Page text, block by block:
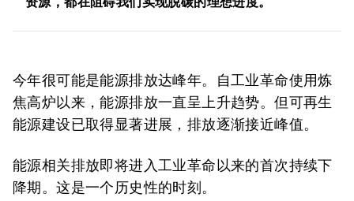
今年很可能是能源排放达峰年。自工业革命使用炼
焦高炉以来，能源排放一直呈上升趋势。但可再生
能源建设已取得显著进展，排放逐渐接近峰值。
能源相关排放即将进入工业革命以来的首次持续下
降期。这是一个历史性的时刻。